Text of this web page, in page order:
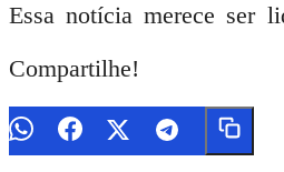
Essa notícia merece ser
Compartilhe!